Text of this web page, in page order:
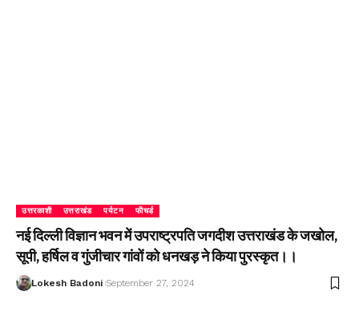
उत्तरकाशी उत्तराखंड पर्यटन फीचर्ड
नई दिल्ली विज्ञान भवन में उपराष्ट्रपति जगदीश उत्तराखंड के जखोल,
सूपी, हर्षिल व गुंजीचार गांवों को धनखड़ ने किया पुरस्कृत।।
Lokesh Badoni September 27, 2024